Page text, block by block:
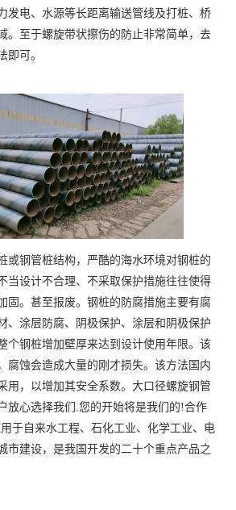
发电、水源等长距离输送管线及打桩、桥
。至于螺旋带状擦伤的防止非常简单，去
即可。
或钢管桩结构，严酷的海水环境对钢桩的
当设计不合理、不采取保护措施往往使得
固。甚至报废。钢桩的防腐措施主要有腐
、涂层防腐、阴极保护、涂层和阴极保护
个钢桩增加壁厚来达到设计使用年限。该
腐蚀会造成大量的刚才损失。该方法国内
用，以增加其安全系数。大口径螺旋钢管
放心选择我们.您的开始将是我们的!合作
于自来水工程、石化工业、化学工业、电
市建设，是我国开发的二十个重点产品之